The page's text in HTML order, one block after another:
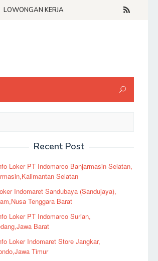
LOWONGAN KERJA
Recent Post
Loker PT Indomarco Banjarmasin Selatan,
Selatan
Indomaret Sandubaya (Sandujaya),
Tenggara Barat
Loker PT Indomarco Surian,
Barat
Loker Indomaret Store Jangkar,
Timur